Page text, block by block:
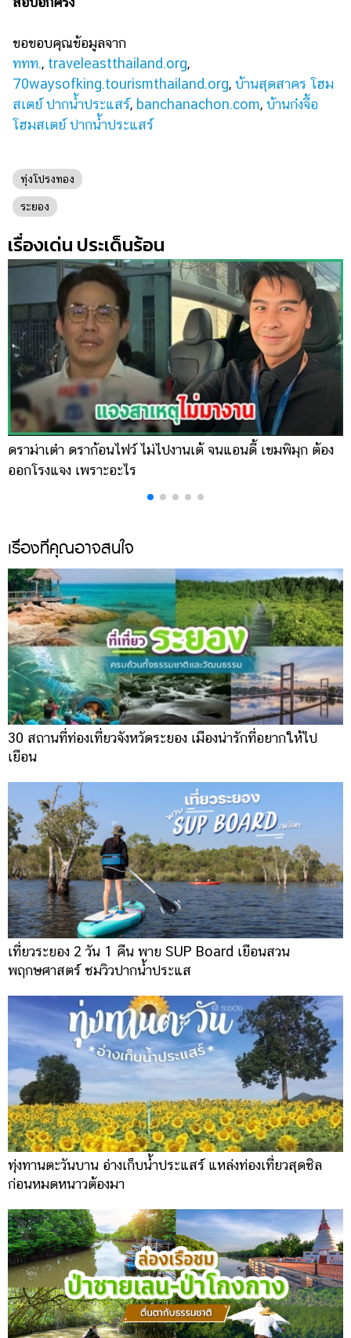
ขอขอบคุณข้อมูลจาก
ททท., traveleastthailand.org,
70waysofking.tourismthailand.org, บ้านสุดสาคร โฮม
สเตย์ ปากน้ำประแสร์, banchanachon.com, บ้านก๋งจื้อ
โฮมสเตย์ ปากน้ำประแสร์
ทุ่งโปรงทอง
ระยอง
เรื่องเด่น ประเด็นร้อน
ดราม่าเต๋า ดราก้อนไฟว์ ไม่ไปงานเต้ จนแอนดี้ เขมพิมุก ต้อง
ออกโรงแจง เพราะอะไร
เรื่องที่คุณอาจสนใจ
30 สถานที่ท่องเที่ยวจังหวัดระยอง เมืองน่ารักที่อยากให้ไป
เยือน
เที่ยวระยอง 2 วัน 1 คืน พาย SUP Board เยือนสวน
พฤกษศาสตร์ ชมวิวปากน้ำประแส
ทุ่งทานตะวันบาน อ่างเก็บน้ำประแสร์ แหล่งท่องเที่ยวสุดชิล
ก่อนหมดหนาวต้องมา